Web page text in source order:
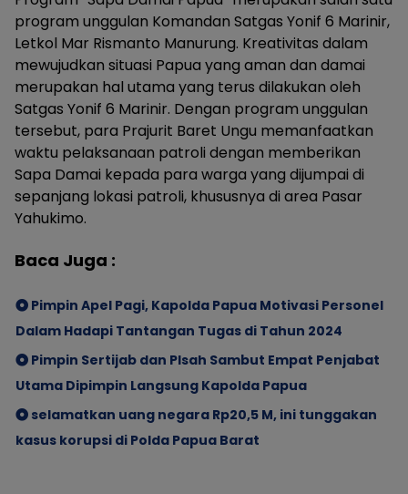
program unggulan Komandan Satgas Yonif 6 Marinir,
Letkol Mar Rismanto Manurung. Kreativitas dalam
mewujudkan situasi Papua yang aman dan damai
merupakan hal utama yang terus dilakukan oleh
Satgas Yonif 6 Marinir. Dengan program unggulan
tersebut, para Prajurit Baret Ungu memanfaatkan
waktu pelaksanaan patroli dengan memberikan
Sapa Damai kepada para warga yang dijumpai di
sepanjang lokasi patroli, khususnya di area Pasar
Yahukimo.
Baca Juga :
Pimpin Apel Pagi, Kapolda Papua Motivasi Personel
Dalam Hadapi Tantangan Tugas di Tahun 2024
Pimpin Sertijab dan PIsah Sambut Empat Penjabat
Utama Dipimpin Langsung Kapolda Papua
selamatkan uang negara Rp20,5 M, ini tunggakan
kasus korupsi di Polda Papua Barat